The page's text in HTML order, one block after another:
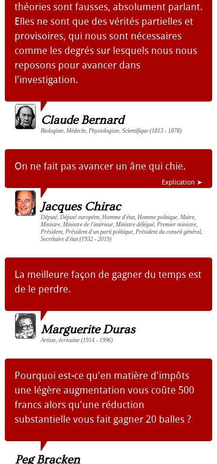
théories sont fausses, absolument parlant.
Elles ne sont que des vérités partielles et
provisoires, qui nous sont nécessaires
comme les degrés sur lesquels nous nous
reposons pour avancer dans
l'investigation.
Claude Bernard
Biologiste, Médecin, Physiologiste, Scientifique (1813 - 1878)
On ne fait pas avancer un âne qui chie.
Explication ➤
Jacques Chirac
Député, Député européen, Homme d'état, Homme politique, Maire,
Ministre, Ministre de l'intérieur, Ministre délégué, Premier ministre,
Président, Président d'un parti politique, Président du conseil général,
Secrétaire d'état (1932 - 2019)
La meilleure façon de gagner du temps est
de le perdre.
Marguerite Duras
Artiste, écrivaine (1914 - 1996)
Pourquoi est-ce qu'en matière d'impôts
une légère augmentation vous coûte 500
francs alors qu'une réduction
substantielle vous fait gagner 20 balles ?
Peg Bracken